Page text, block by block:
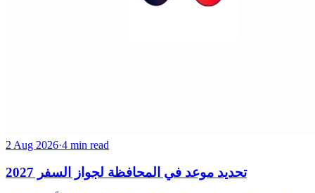
2 Aug 2026·4 min read
تحديد موعد في المحافظة لجواز السفر 2027